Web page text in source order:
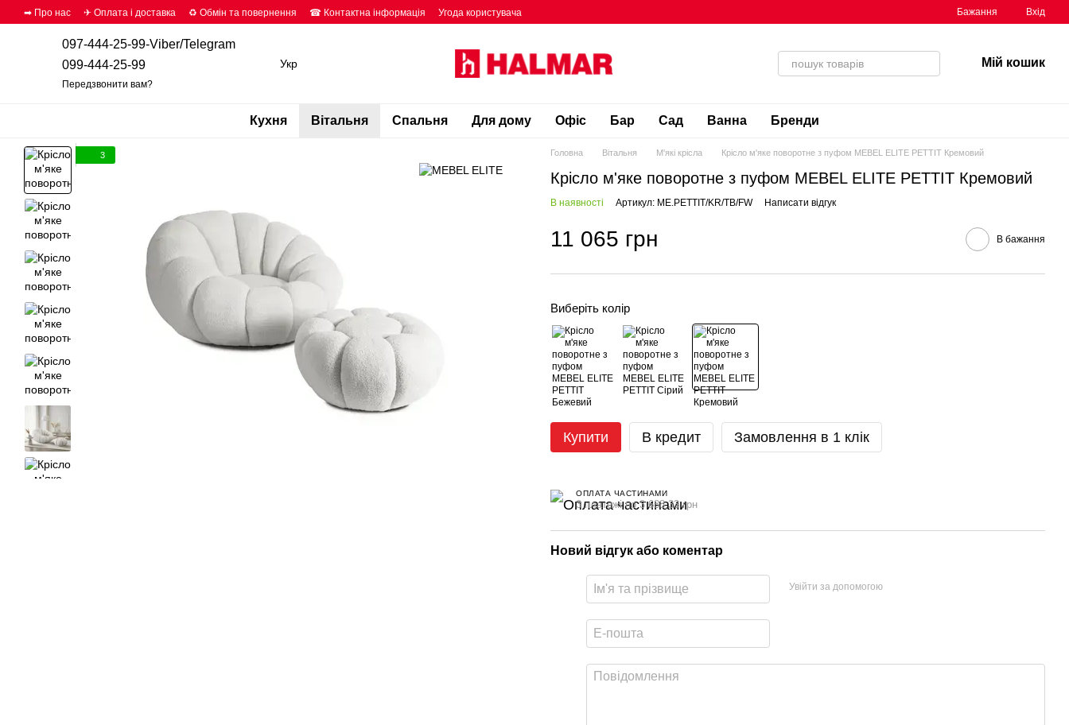
Перейти до основного контенту
➡ Про нас ✈ Оплата і доставка ♻ Обмін та повернення ☎ Контактна інформація Угода користувача Бажання Вхід
097-444-25-99-Viber/Telegram
099-444-25-99
Передзвонити вам?
Укр Мій кошик
Кухня Вітальня Спальня Для дому Офіс Бар Сад Ванна Бренди
3 Головна Вітальня М'які крісла Крісло м'яке поворотне з пуфом MEBEL ELITE PETTIT Кремовий
Крісло м'яке поворотне з пуфом MEBEL ELITE PETTIT Кремовий
В наявності Артикул: ME.PETTIT/KR/TB/FW Написати відгук
11 065 грн В бажання
Виберіть колір
Купити В кредит Замовлення в 1 клік
ОПЛАТА ЧАСТИНАМИ
3 платежі по 3 688.33 грн
Новий відгук або коментар
Увійти за допомогою